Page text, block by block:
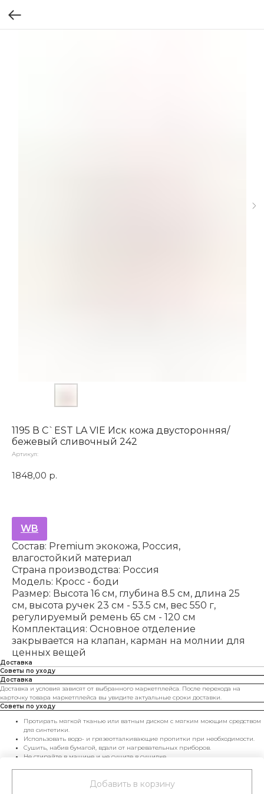
1195 В C`EST LA VIE Иск кожа двусторонняя/
бежевый сливочный 242
Артикул:
1848,00 р.
Добавить в корзину
WB
Состав: Premium экокожа, Россия,
влагостойкий материал
Страна производства: Россия
Модель: Кросс - боди
Размер: Высота 16 см, глубина 8.5 см, длина 25
см, высота ручек 23 см - 53.5 см, вес 550 г,
регулируемый ремень 65 см - 120 см
Комплектация: Основное отделение
закрывается на клапан, карман на молнии для
ценных вещей
Доставка
Советы по уходу
Доставка
Доставка и условия зависят от выбранного маркетплейса. После перехода на
карточку товара маркетплейса вы увидите актуальные сроки доставки.
Советы по уходу
Протирать мягкой тканью или ватным диском с мягким моющим средством
для синтетики.
Использовать водо- и грязеотталкивающие пропитки при необходимости.
Сушить, набив бумагой, вдали от нагревательных приборов.
Не стирайте в машине и не сушите в сушилке.